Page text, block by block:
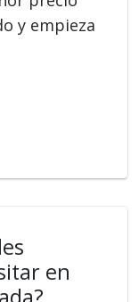
y empieza
en